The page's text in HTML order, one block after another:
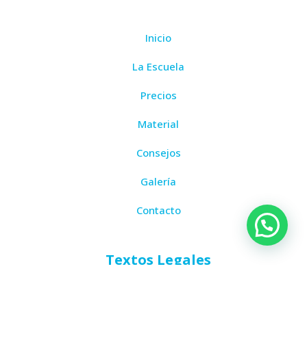
Inicio
La Escuela
Precios
Material
Consejos
Galería
Contacto
Textos Legales